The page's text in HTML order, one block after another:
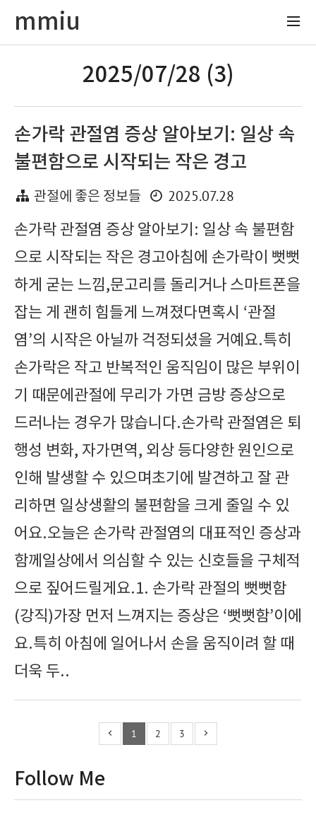
mmiu
2025/07/28 (3)
손가락 관절염 증상 알아보기: 일상 속
불편함으로 시작되는 작은 경고
관절에 좋은 정보들
2025.07.28
손가락 관절염 증상 알아보기: 일상 속 불편함
으로 시작되는 작은 경고아침에 손가락이 뻣뻣
하게 굳는 느낌,문고리를 돌리거나 스마트폰을
잡는 게 괜히 힘들게 느껴졌다면혹시 ‘관절
염’의 시작은 아닐까 걱정되셨을 거예요.특히
손가락은 작고 반복적인 움직임이 많은 부위이
기 때문에관절에 무리가 가면 금방 증상으로
드러나는 경우가 많습니다.손가락 관절염은 퇴
행성 변화, 자가면역, 외상 등다양한 원인으로
인해 발생할 수 있으며초기에 발견하고 잘 관
리하면 일상생활의 불편함을 크게 줄일 수 있
어요.오늘은 손가락 관절염의 대표적인 증상과
함께일상에서 의심할 수 있는 신호들을 구체적
으로 짚어드릴게요.1. 손가락 관절의 뻣뻣함
(강직)가장 먼저 느껴지는 증상은 ‘뻣뻣함’이에
요.특히 아침에 일어나서 손을 움직이려 할 때
더욱 두..
1 2 3
Follow Me